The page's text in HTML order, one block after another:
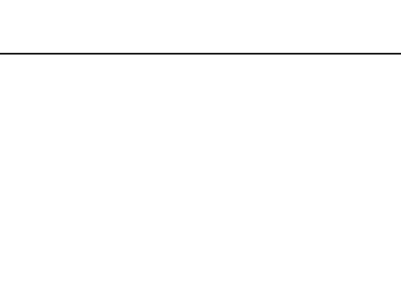
(Stand: November 2021)
51 KB, PDF
am Ort der Arbeit nach persönlichen Merkmalen, 43 KB, PDF
am Ort der Arbeit nach Geschlecht und Staatsangehörigkeit, 41 KB,
am Ort der Arbeit in Ingenieursberufen, 66 KB, PDF
PDF
63 KB, PDF
Beschäftigte, 56 KB, PDF